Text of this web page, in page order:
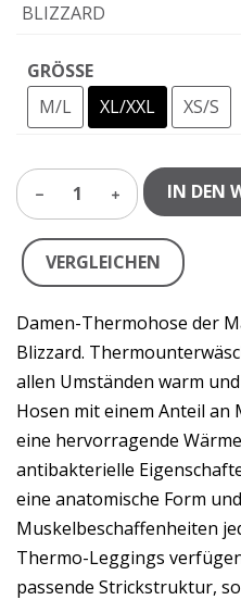
BLIZZARD
GRÖSSE
M/L
XL/XXL XS/S
1 IN DEN
VERGLEICHEN
Damen-Thermohose der
Blizzard.
allen Umständen warm
Hosen mit einem Anteil
eine hervorragende
antibakterielle
eine anatomische Form
Muskelbeschaffenheiten
Thermo-Leggings
passende Strickstruktur,